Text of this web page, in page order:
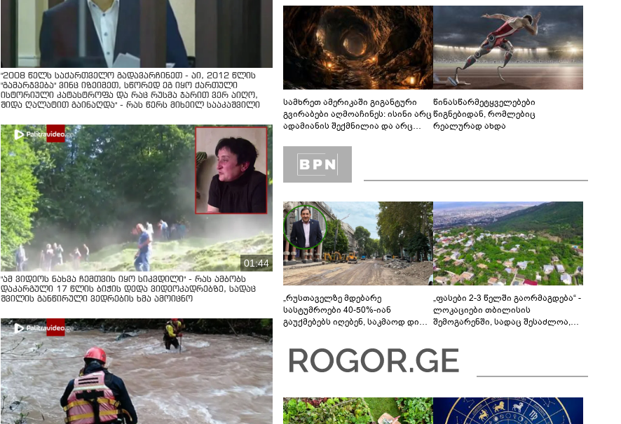
"2008 წელს საქართველო გადავარჩინეთ - აი, 2012 წლის
"გამარჯვება" ვინც იზეიმეთ, სწორედ ეგ იყო ქართული
ისტორიული კატასტროფა და რაც რუსმა ჯარით ვერ აიღო,
შიდა ღალატით გაინაღდა" - რას წერს მიხეილ სააკაშვილი
01:44
"ამ ვიდეოს ნახვა ჩემთვის იყო სიკვდილი" - რას ამბობს
დაკარგული 17 წლის ბიჭის დედა ვიდეოკადრებზე, სადაც
შვილის განწირული ვედრების ხმა ამოიცნო
სამხრეთ ამერიკაში გიგანტური
გვირაბები აღმოაჩინეს: ისინი არც
ადამიანის შექმნილია და არც
ლაბირინთები?
წინასწარმეტყველებები
წიგნებიდან, რომლებიც
რეალურად ახდა
„რუსთაველზე მდებარე
სასტუმროები 40-50%-იან
გაუქმებებს იღებენ, საკმაოდ დიდი
შეხვდებოდა“
„ფასები 2-3 წელში გაორმაგდება“ -
ლოკაციები თბილისის
შემოგარენში, სადაც შესაძლოა,